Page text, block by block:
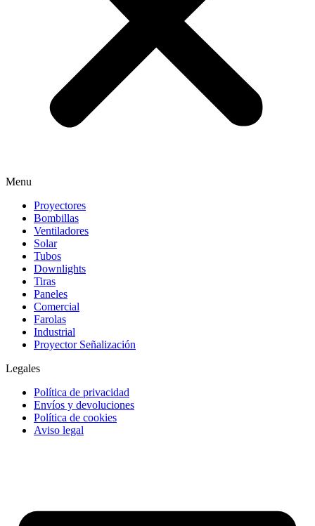
Menu
Proyectores
Bombillas
Ventiladores
Solar
Tubos
Downlights
Tiras
Paneles
Comercial
Farolas
Industrial
Proyector Señalización
Legales
Política de privacidad
Envíos y devoluciones
Política de cookies
Aviso legal